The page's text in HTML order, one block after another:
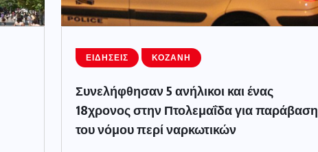
ΕΙΔΉΣΕΙΣ ΚΟΖΆΝΗ
Συνελήφθησαν 5 ανήλικοι και ένας
18χρονος στην Πτολεμαΐδα για παράβαση
του νόμου περί ναρκωτικών